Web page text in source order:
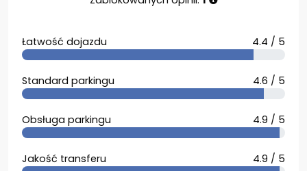
Łatwość dojazdu 4.4 / 5
Standard parkingu 4.6 / 5
Obsługa parkingu 4.9 / 5
Jakość transferu 4.9 / 5